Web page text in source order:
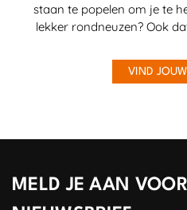
staan te popelen om je te
lekker rondneuzen? Ook
VIND
MELD JE AAN